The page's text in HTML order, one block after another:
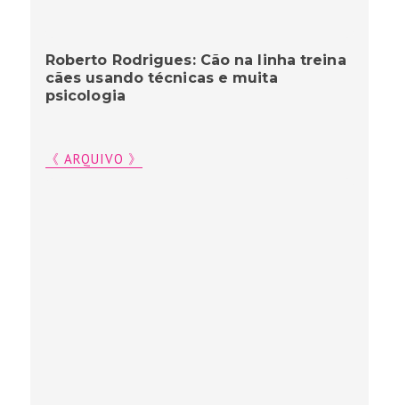
Roberto Rodrigues: Cão na linha treina
cães usando técnicas e muita
psicologia
《 ARQUIVO 》